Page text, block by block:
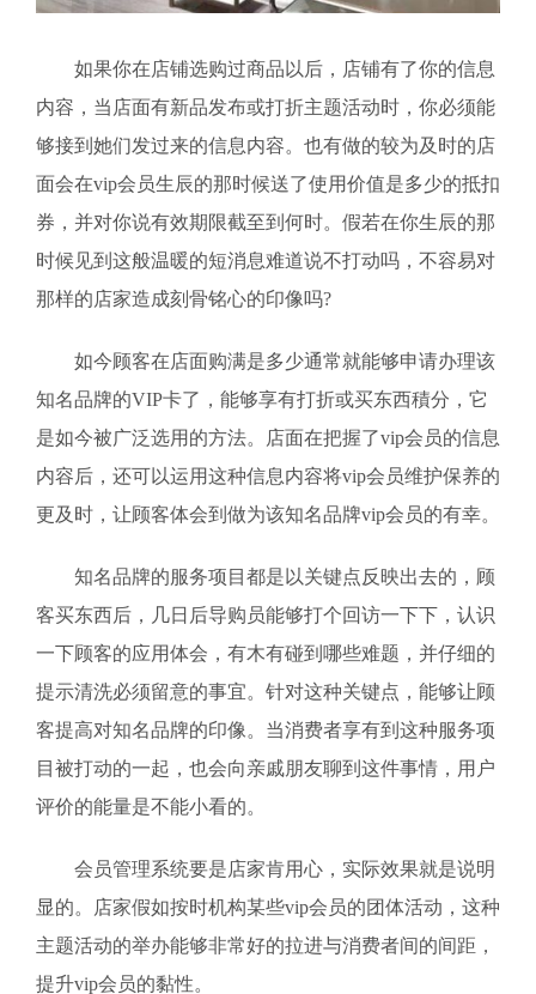
如果你在店铺选购过商品以后，店铺有了你的信息
内容，当店面有新品发布或打折主题活动时，你必须能
够接到她们发过来的信息内容。也有做的较为及时的店
面会在vip会员生辰的那时候送了使用价值是多少的抵扣
券，并对你说有效期限截至到何时。假若在你生辰的那
时候见到这般温暖的短消息难道说不打动吗，不容易对
那样的店家造成刻骨铭心的印像吗?
如今顾客在店面购满是多少通常就能够申请办理该
知名品牌的VIP卡了，能够享有打折或买东西積分，它
是如今被广泛选用的方法。店面在把握了vip会员的信息
内容后，还可以运用这种信息内容将vip会员维护保养的
更及时，让顾客体会到做为该知名品牌vip会员的有幸。
知名品牌的服务项目都是以关键点反映出去的，顾
客买东西后，几日后导购员能够打个回访一下下，认识
一下顾客的应用体会，有木有碰到哪些难题，并仔细的
提示清洗必须留意的事宜。针对这种关键点，能够让顾
客提高对知名品牌的印像。当消费者享有到这种服务项
目被打动的一起，也会向亲戚朋友聊到这件事情，用户
评价的能量是不能小看的。
会员管理系统要是店家肯用心，实际效果就是说明
显的。店家假如按时机构某些vip会员的团体活动，这种
主题活动的举办能够非常好的拉进与消费者间的间距，
提升vip会员的黏性。